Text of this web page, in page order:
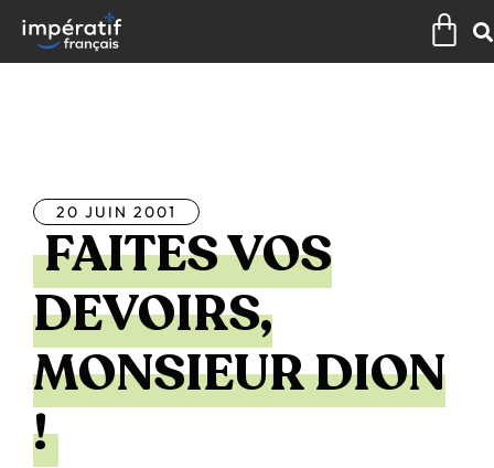
contenu
20 JUIN 2001
FAITES VOS
DEVOIRS,
MONSIEUR DION
!